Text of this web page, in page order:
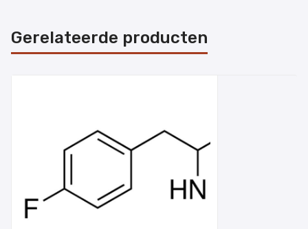
Gerelateerde producten